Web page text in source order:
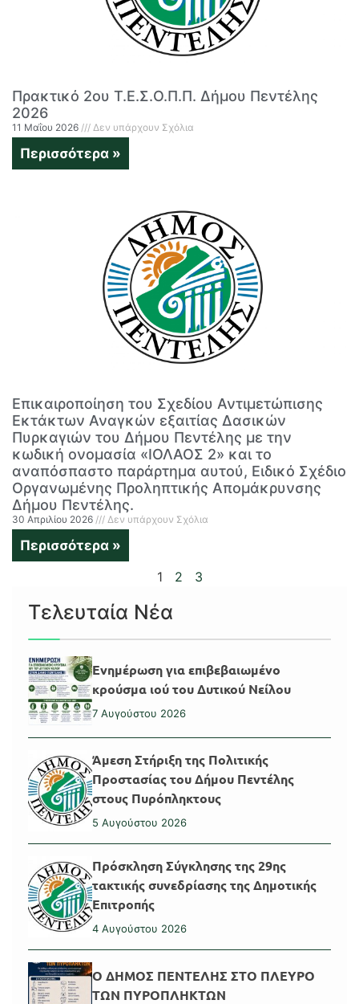
Πρακτικό 2ου Τ.Ε.Σ.Ο.Π.Π. Δήμου Πεντέλης
2026
11 Μαΐου 2026 Δεν υπάρχουν Σχόλια
Περισσότερα »
Επικαιροποίηση του Σχεδίου Αντιμετώπισης
Εκτάκτων Αναγκών εξαιτίας Δασικών
Πυρκαγιών του Δήμου Πεντέλης με την
κωδική ονομασία «ΙΟΛΑΟΣ 2» και το
αναπόσπαστο παράρτημα αυτού, Ειδικό Σχέδιο
Οργανωμένης Προληπτικής Απομάκρυνσης
Δήμου Πεντέλης.
30 Απριλίου 2026 Δεν υπάρχουν Σχόλια
Περισσότερα »
1
2 3
Τελευταία Νέα
Ενημέρωση για επιβεβαιωμένο
κρούσμα ιού του Δυτικού Νείλου
7 Αυγούστου 2026
Άμεση Στήριξη της Πολιτικής
Προστασίας του Δήμου Πεντέλης
στους Πυρόπληκτους
5 Αυγούστου 2026
Πρόσκληση Σύγκλησης της 29ης
τακτικής συνεδρίασης της Δημοτικής
Επιτροπής
4 Αυγούστου 2026
Ο ΔΗΜΟΣ ΠΕΝΤΕΛΗΣ ΣΤΟ ΠΛΕΥΡΟ
ΤΩΝ ΠΥΡΟΠΛΗΚΤΩΝ